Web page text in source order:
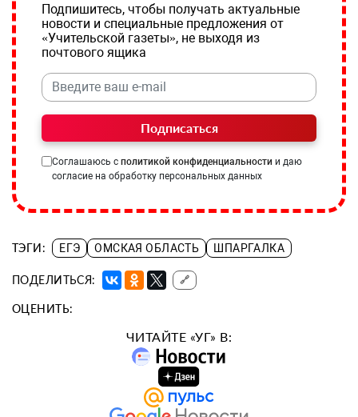
Подпишитесь, чтобы получать актуальные
новости и специальные предложения от
«Учительской газеты», не выходя из
почтового ящика
Подписаться
Соглашаюсь с политикой конфиденциальности и даю
согласие на обработку персональных данных
ТЭГИ: ЕГЭ ОМСКАЯ ОБЛАСТЬ ШПАРГАЛКА
ПОДЕЛИТЬСЯ: 🔗
ОЦЕНИТЬ:
ЧИТАЙТЕ «УГ» В: